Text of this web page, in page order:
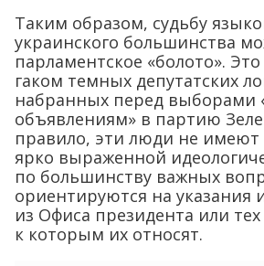
Таким образом, судьбу
украинского большинства
парламентское «болото».
гаком темных депутатских
набранных перед выборами
объявлениям» в партию
правило, эти люди не имеют
ярко выраженной
по большинству важных
ориентируются на указания
из Офиса президента или
к которым их относят.